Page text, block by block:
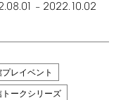
– 2022.10.02
プレイベント
トークシリーズ